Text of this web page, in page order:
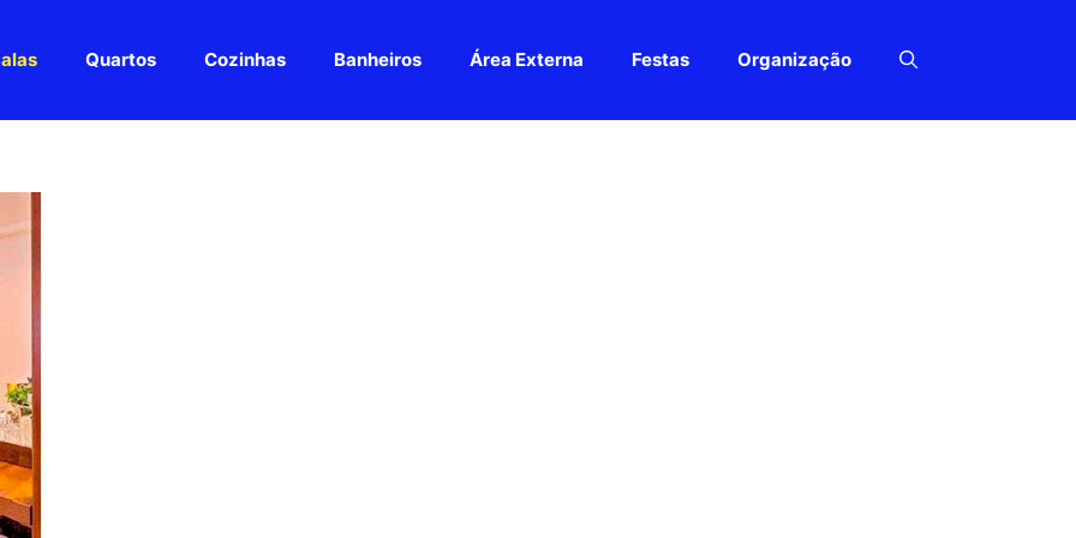
Quartos Cozinhas Banheiros Área Externa Festas Organização